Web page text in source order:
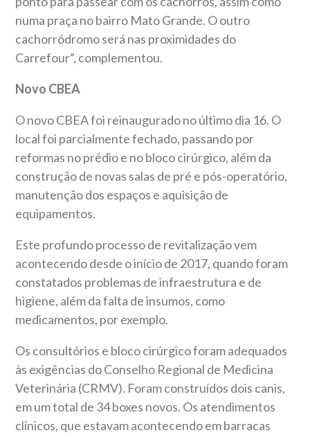
numa praça no bairro Mato Grande. O outro
cachorródromo será nas proximidades do
Carrefour”, complementou.
Novo CBEA
O novo CBEA foi reinaugurado no último dia 16. O
local foi parcialmente fechado, passando por
reformas no prédio e no bloco cirúrgico, além da
construção de novas salas de pré e pós-operatório,
manutenção dos espaços e aquisição de
equipamentos.
Este profundo processo de revitalização vem
acontecendo desde o início de 2017, quando foram
constatados problemas de infraestrutura e de
higiene, além da falta de insumos, como
medicamentos, por exemplo.
Os consultórios e bloco cirúrgico foram adequados
às exigências do Conselho Regional de Medicina
Veterinária (CRMV). Foram construídos dois canis,
em um total de 34 boxes novos. Os atendimentos
clínicos, que estavam acontecendo em barracas